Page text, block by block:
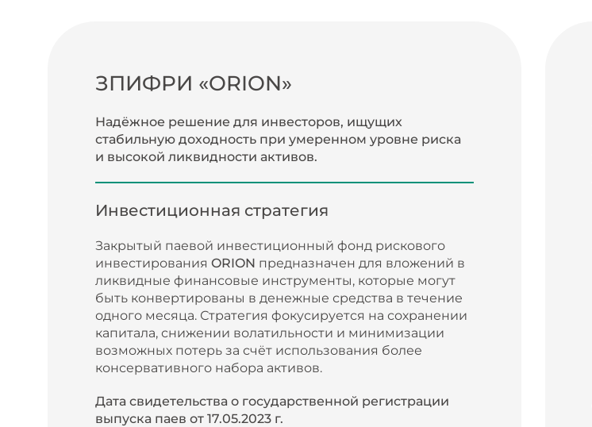
ЗПИФРИ «ORION»
Надёжное решение для инвесторов, ищущих
стабильную доходность при умеренном уровне риска
и высокой ликвидности активов.
Инвестиционная стратегия
Закрытый паевой инвестиционный фонд рискового
инвестирования ORION предназначен для вложений в
ликвидные финансовые инструменты, которые могут
быть конвертированы в денежные средства в течение
одного месяца. Стратегия фокусируется на сохранении
капитала, снижении волатильности и минимизации
возможных потерь за счёт использования более
консервативного набора активов.
Дата свидетельства о государственной регистрации
выпуска паев от 17.05.2023 г.